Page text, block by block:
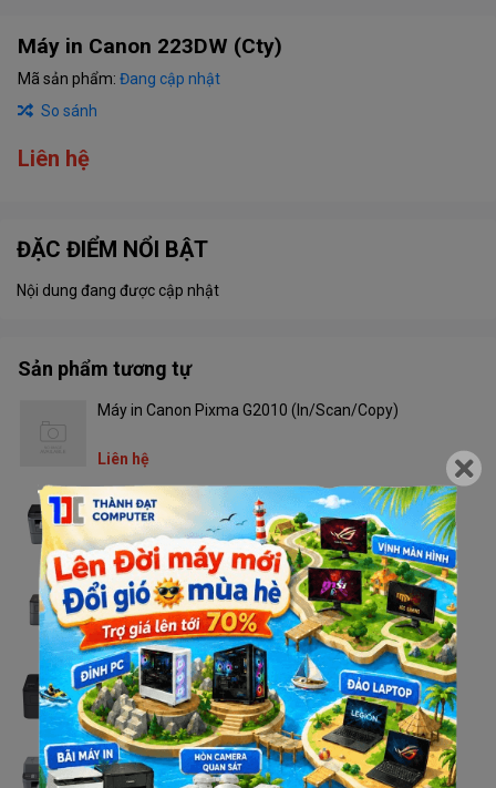
Máy in Canon 223DW (Cty)
Mã sản phẩm: Đang cập nhật
So sánh
Liên hệ
ĐẶC ĐIỂM NỔI BẬT
Nội dung đang được cập nhật
Sản phẩm tương tự
Máy in Canon Pixma G2010 (In/Scan/Copy)
Liên hệ
Máy in Brother DCP - L2520D
Liên hệ
Máy in Brother HL - L2321D
Liên hệ
Máy in Brother HL - L2366DW
Liên hệ
Máy in Brother MFC - 2701DW